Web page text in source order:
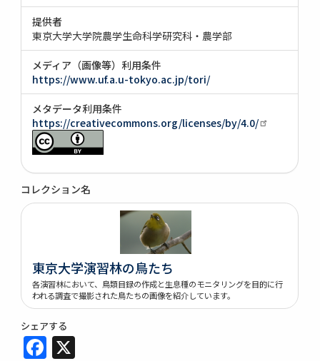
提供者
東京大学大学院農学生命科学研究科・農学部
メディア（画像等）利用条件
https://www.uf.a.u-tokyo.ac.jp/tori/
メタデータ利用条件
https://creativecommons.org/licenses/by/4.0/
コレクション名
東京大学演習林の鳥たち
各演習林において、鳥類目録の作成と生息種のモニタリングを目的に行
われる調査で撮影された鳥たちの画像を紹介しています。
シェアする
Facebook